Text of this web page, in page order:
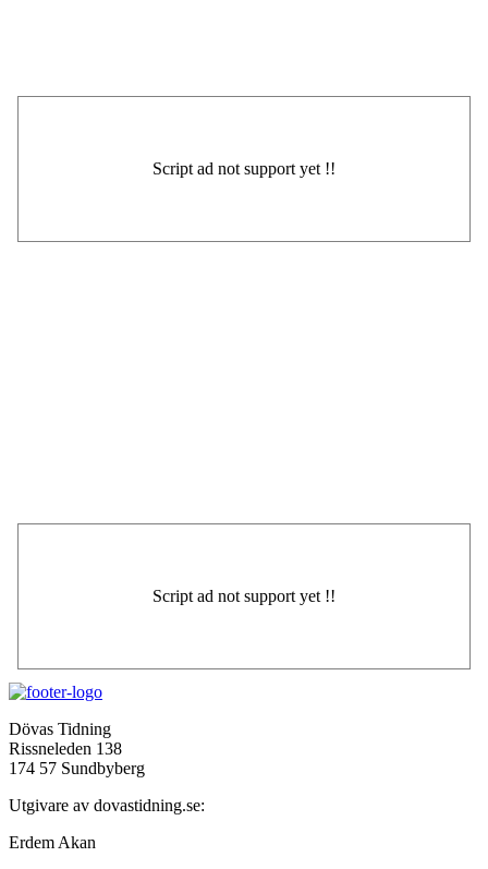
Dövas Tidning
Rissneleden 138
174 57 Sundbyberg
Utgivare av dovastidning.se:
Erdem Akan